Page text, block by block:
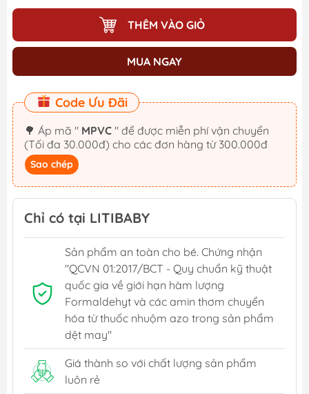
THÊM VÀO GIỎ
MUA NGAY
Code Ưu Đãi
🌳 Áp mã " MPVC " để được miễn phí vận chuyển
(Tối đa 30.000đ) cho các đơn hàng từ 300.000đ
Sao chép
Chỉ có tại LITIBABY
Sản phẩm an toàn cho bé. Chứng nhận
"QCVN 01:2017/BCT - Quy chuẩn kỹ thuật
quốc gia về giới hạn hàm lượng
Formaldehyt và các amin thơm chuyển
hóa từ thuốc nhuộm azo trong sản phẩm
dệt may"
Giá thành so với chất lượng sản phẩm
luôn rẻ